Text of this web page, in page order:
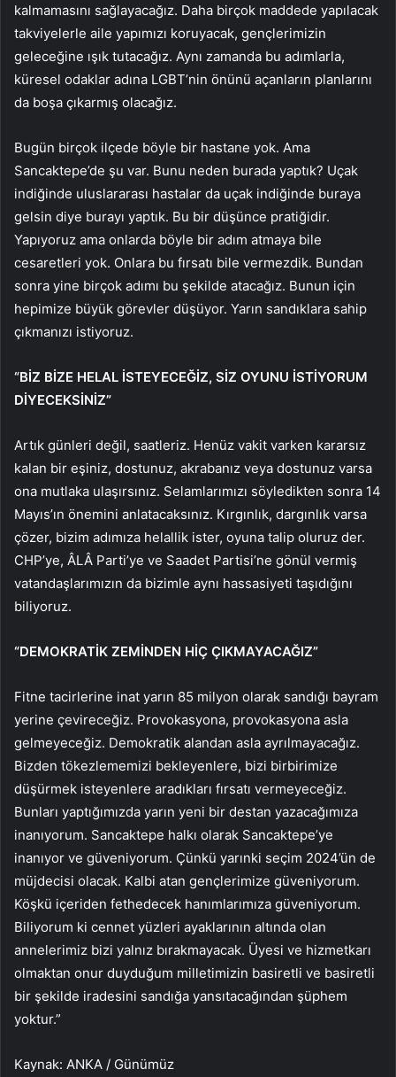
kalmamasını sağlayacağız. Daha birçok maddede yapılacak
takviyelerle aile yapımızı koruyacak, gençlerimizin
geleceğine ışık tutacağız. Aynı zamanda bu adımlarla,
küresel odaklar adına LGBT’nin önünü açanların planlarını
da boşa çıkarmış olacağız.
Bugün birçok ilçede böyle bir hastane yok. Ama
Sancaktepe’de şu var. Bunu neden burada yaptık? Uçak
indiğinde uluslararası hastalar da uçak indiğinde buraya
gelsin diye burayı yaptık. Bu bir düşünce pratiğidir.
Yapıyoruz ama onlarda böyle bir adım atmaya bile
cesaretleri yok. Onlara bu fırsatı bile vermezdik. Bundan
sonra yine birçok adımı bu şekilde atacağız. Bunun için
hepimize büyük görevler düşüyor. Yarın sandıklara sahip
çıkmanızı istiyoruz.
“BİZ BİZE HELAL İSTEYECEĞİZ, SİZ OYUNU İSTİYORUM
DİYECEKSİNİZ”
Artık günleri değil, saatleriz. Henüz vakit varken kararsız
kalan bir eşiniz, dostunuz, akrabanız veya dostunuz varsa
ona mutlaka ulaşırsınız. Selamlarımızı söyledikten sonra 14
Mayıs’ın önemini anlatacaksınız. Kırgınlık, dargınlık varsa
çözer, bizim adımıza helallik ister, oyuna talip oluruz der.
CHP’ye, ÂLÂ Parti’ye ve Saadet Partisi’ne gönül vermiş
vatandaşlarımızın da bizimle aynı hassasiyeti taşıdığını
biliyoruz.
“DEMOKRATİK ZEMİNDEN HİÇ ÇIKMAYACAĞIZ”
Fitne tacirlerine inat yarın 85 milyon olarak sandığı bayram
yerine çevireceğiz. Provokasyona, provokasyona asla
gelmeyeceğiz. Demokratik alandan asla ayrılmayacağız.
Bizden tökezlememizi bekleyenlere, bizi birbirimize
düşürmek isteyenlere aradıkları fırsatı vermeyeceğiz.
Bunları yaptığımızda yarın yeni bir destan yazacağımıza
inanıyorum. Sancaktepe halkı olarak Sancaktepe’ye
inanıyor ve güveniyorum. Çünkü yarınki seçim 2024’ün de
müjdecisi olacak. Kalbi atan gençlerimize güveniyorum.
Köşkü içeriden fethedecek hanımlarımıza güveniyorum.
Biliyorum ki cennet yüzleri ayaklarının altında olan
annelerimiz bizi yalnız bırakmayacak. Üyesi ve hizmetkarı
olmaktan onur duyduğum milletimizin basiretli ve basiretli
bir şekilde iradesini sandığa yansıtacağından şüphem
yoktur.”
Kaynak: ANKA / Günümüz